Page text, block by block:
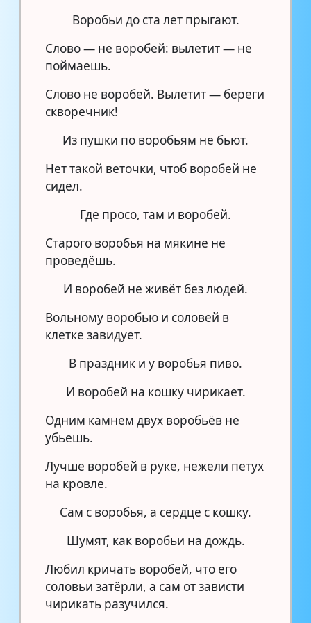
Воробьи до ста лет прыгают.
Слово — не воробей: вылетит — не
поймаешь.
Слово не воробей. Вылетит — береги
скворечник!
Из пушки по воробьям не бьют.
Нет такой веточки, чтоб воробей не
сидел.
Где просо, там и воробей.
Старого воробья на мякине не
проведёшь.
И воробей не живёт без людей.
Вольному воробью и соловей в
клетке завидует.
В праздник и у воробья пиво.
И воробей на кошку чирикает.
Одним камнем двух воробьёв не
убьешь.
Лучше воробей в руке, нежели петух
на кровле.
Сам с воробья, а сердце с кошку.
Шумят, как воробьи на дождь.
Любил кричать воробей, что его
соловьи затёрли, а сам от зависти
чирикать разучился.